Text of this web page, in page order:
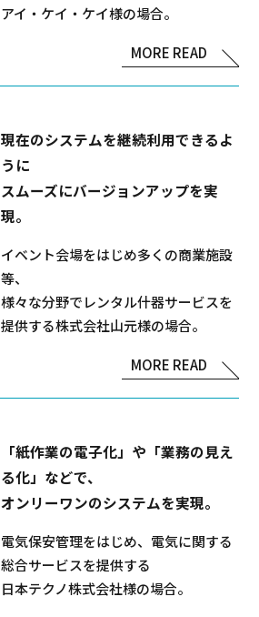
アイ・ケイ・ケイ様の場合。
MORE READ
現在のシステムを継続利用できるよ
うに
スムーズにバージョンアップを実
現。
イベント会場をはじめ多くの商業施設
等、
様々な分野でレンタル什器サービスを
提供する株式会社山元様の場合。
MORE READ
「紙作業の電子化」や「業務の見え
る化」などで、
オンリーワンのシステムを実現。
電気保安管理をはじめ、電気に関する
総合サービスを提供する
日本テクノ株式会社様の場合。